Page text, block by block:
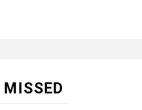
MISSED